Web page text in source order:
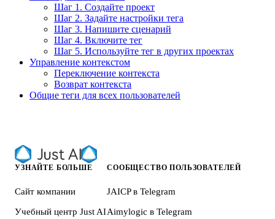
Шаг 1. Создайте проект
Шаг 2. Задайте настройки тега
Шаг 3. Напишите сценарий
Шаг 4. Включите тег
Шаг 5. Используйте тег в других проектах
Управление контекстом
Переключение контекста
Возврат контекста
Общие теги для всех пользователей
УЗНАЙТЕ БОЛЬШЕ
Сайт компании
Учебный центр Just AI
СООБЩЕСТВО ПОЛЬЗОВАТЕЛЕЙ
JAICP в Telegram
Aimylogic в Telegram